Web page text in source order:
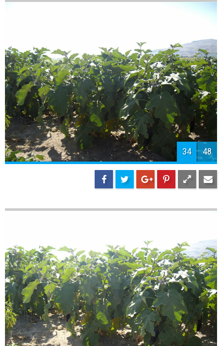
36 48